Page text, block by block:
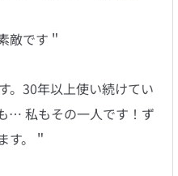
敵です＂
。30年以上使い続けてい
… 私もその一人です！ず
す。＂